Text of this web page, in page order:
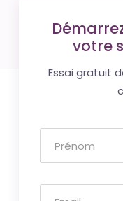
votre
Essai gratuit